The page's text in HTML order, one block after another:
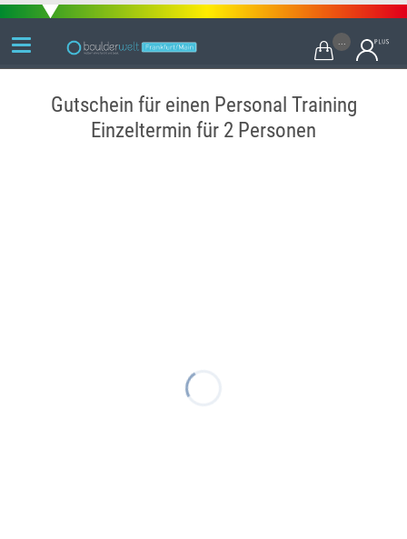

Gutschein für einen Personal Training
Einzeltermin für 2 Personen